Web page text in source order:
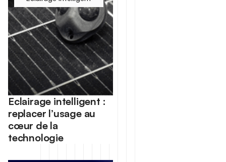
Eclairage intelligent :
replacer l’usage au
cœur de la
technologie